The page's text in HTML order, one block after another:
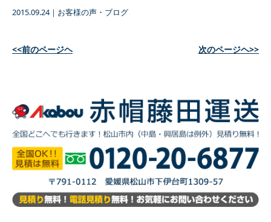
2015.09.24 ｜ お客様の声・ブログ
<<前のページヘ 次のページヘ>>